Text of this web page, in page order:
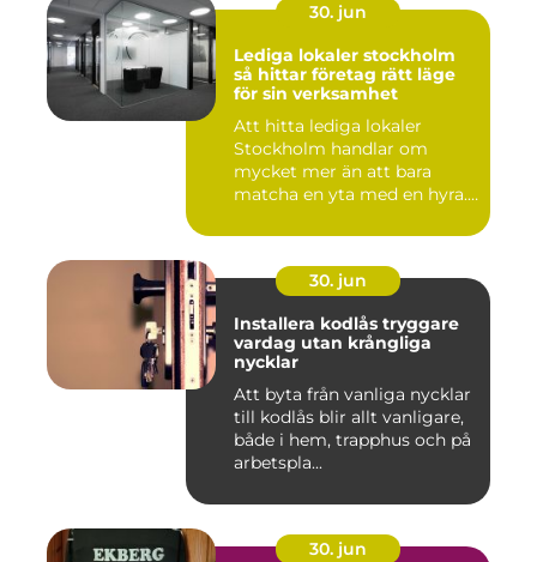
30. jun
Lediga lokaler stockholm
så hittar företag rätt läge
för sin verksamhet
Att hitta lediga lokaler
Stockholm handlar om
mycket mer än att bara
matcha en yta med en hyra.
30. jun
Installera kodlås tryggare
vardag utan krångliga
nycklar
Att byta från vanliga nycklar
till kodlås blir allt vanligare,
både i hem, trapphus och på
arbetspla...
30. jun